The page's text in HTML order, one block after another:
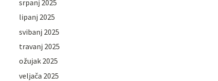
srpanj 2025
lipanj 2025
svibanj 2025
travanj 2025
ožujak 2025
veljača 2025